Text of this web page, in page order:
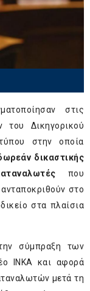
στις
Δικηγορικού
στην οποία
δικαστικής
που
στο
στα πλαίσια
σύμπραξη των
ΙΝΚΑ και αφορά
μετά τη